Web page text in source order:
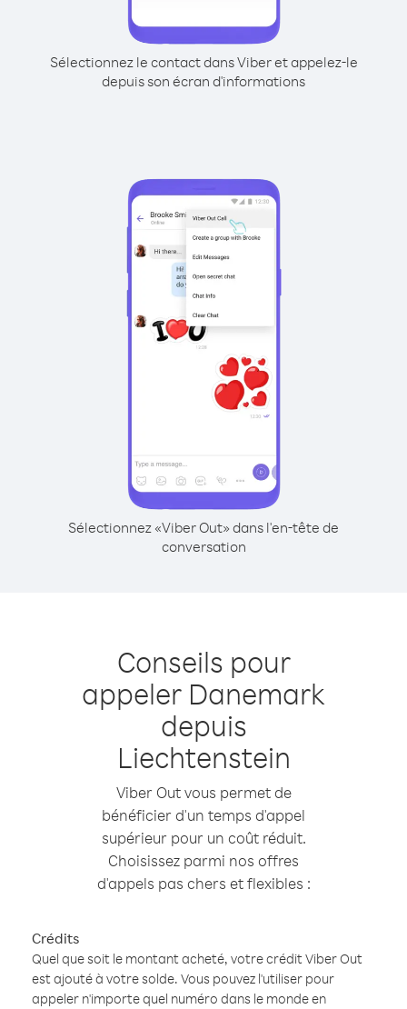
Sélectionnez le contact dans Viber et appelez-le
depuis son écran d'informations
Sélectionnez «Viber Out» dans l'en-tête de
conversation
Conseils pour
appeler Danemark
depuis
Liechtenstein
Viber Out vous permet de
bénéficier d'un temps d'appel
supérieur pour un coût réduit.
Choisissez parmi nos offres
d'appels pas chers et flexibles :
Crédits
Quel que soit le montant acheté, votre crédit Viber Out
est ajouté à votre solde. Vous pouvez l'utiliser pour
appeler n'importe quel numéro dans le monde en